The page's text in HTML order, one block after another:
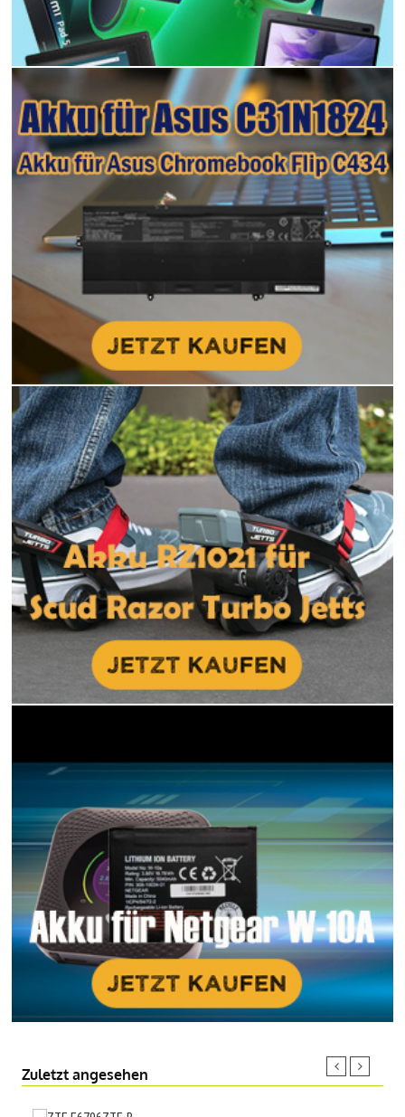
Zuletzt angesehen